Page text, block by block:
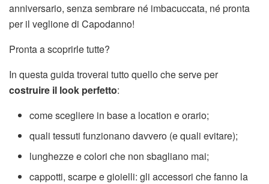
anniversario, senza sembrare né imbacuccata, né pronta
per il veglione di Capodanno!
Pronta a scoprirle tutte?
In questa guida troverai tutto quello che serve per
costruire il look perfetto:
come scegliere in base a location e orario;
quali tessuti funzionano davvero (e quali evitare);
lunghezze e colori che non sbagliano mai;
cappotti, scarpe e gioielli: gli accessori che fanno la